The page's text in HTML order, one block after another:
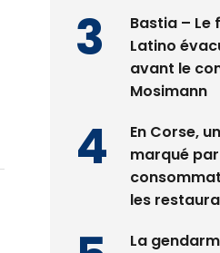
pas avant
Bastia – Le
Latino
Mosimann
En Corse,
marqué par
les